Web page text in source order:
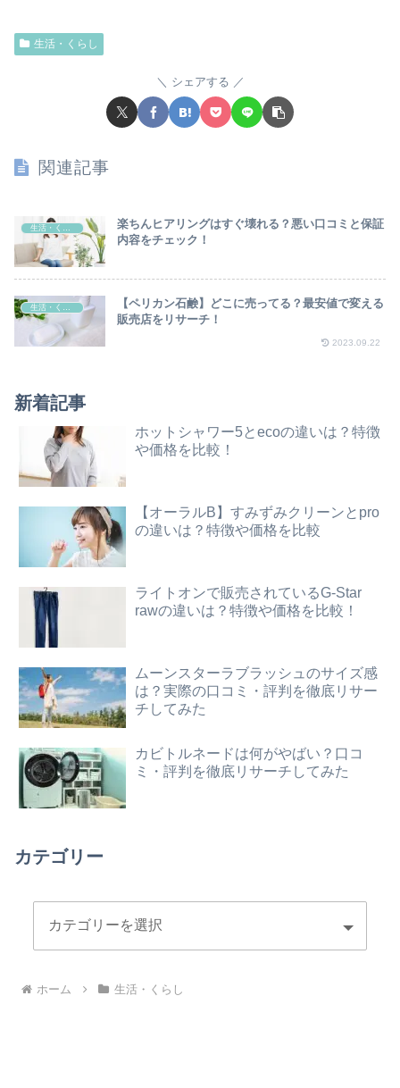
生活・くらし
シェアする
関連記事
生活・くらし
楽ちんヒアリングはすぐ壊れる？悪い口コミと保証
内容をチェック！
【ペリカン石鹸】どこに売ってる？最安値で変える
販売店をリサーチ！
2023.09.22
新着記事
ホットシャワー5とecoの違いは？特徴
や価格を比較！
【オーラルB】すみずみクリーンとpro
の違いは？特徴や価格を比較
ライトオンで販売されているG-Star
rawの違いは？特徴や価格を比較！
ムーンスターラブラッシュのサイズ感
は？実際の口コミ・評判を徹底リサー
チしてみた
カビトルネードは何がやばい？口コ
ミ・評判を徹底リサーチしてみた
カテゴリー
ホーム 生活・くらし